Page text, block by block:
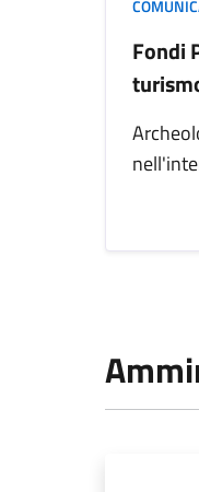
Fondi